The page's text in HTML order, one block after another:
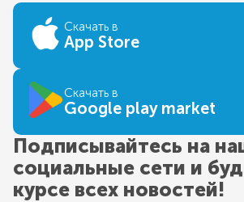
Скачать в
App Store
Скачать в
Google play market
Подписывайтесь на
социальные сети и
курсе всех новостей!